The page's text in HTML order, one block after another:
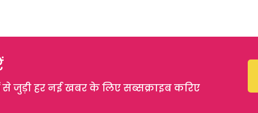
जुड़ी हर नई खबर के लिए सब्सक्राइब करिए